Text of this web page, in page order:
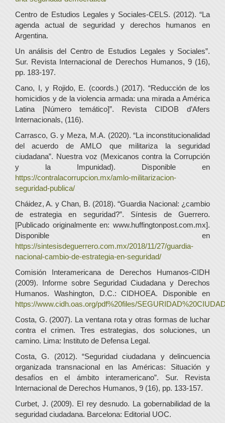
Centro de Estudios Legales y Sociales-CELS. (2012). “La
agenda actual de seguridad y derechos humanos en
Argentina.
Un análisis del Centro de Estudios Legales y Sociales”.
Sur. Revista Internacional de Derechos Humanos, 9 (16),
pp. 183-197.
Cano, I, y Rojido, E. (coords.) (2017). “Reducción de los
homicidios y de la violencia armada: una mirada a América
Latina [Número temático]”. Revista CIDOB d’Afers
Internacionals, (116).
Carrasco, G. y Meza, M.A. (2020). “La inconstitucionalidad
del acuerdo de AMLO que militariza la seguridad
ciudadana”. Nuestra voz (Mexicanos contra la Corrupción
y la Impunidad). Disponible en
https://contralacorrupcion.mx/amlo-militarizacion-
seguridad-publica/
Cháidez, A. y Chan, B. (2018). “Guardia Nacional: ¿cambio
de estrategia en seguridad?”. Síntesis de Guerrero.
[Publicado originalmente en: www.huffingtonpost.com.mx].
Disponible en
https://sintesisdeguerrero.com.mx/2018/11/27/guardia-
nacional-cambio-de-estrategia-en-seguridad/
Comisión Interamericana de Derechos Humanos-CIDH
(2009). Informe sobre Seguridad Ciudadana y Derechos
Humanos. Washington, D.C.: CIDHOEA. Disponible en
https://www.cidh.oas.org/pdf%20files/
Costa, G. (2007). La ventana rota y otras formas de luchar
contra el crimen. Tres estrategias, dos soluciones, un
camino. Lima: Instituto de Defensa Legal.
Costa, G. (2012). “Seguridad ciudadana y delincuencia
organizada transnacional en las Américas: Situación y
desafíos en el ámbito interamericano”. Sur. Revista
Internacional de Derechos Humanos, 9 (16), pp. 133-157.
Curbet, J. (2009). El rey desnudo. La gobernabilidad de la
seguridad ciudadana. Barcelona: Editorial UOC.